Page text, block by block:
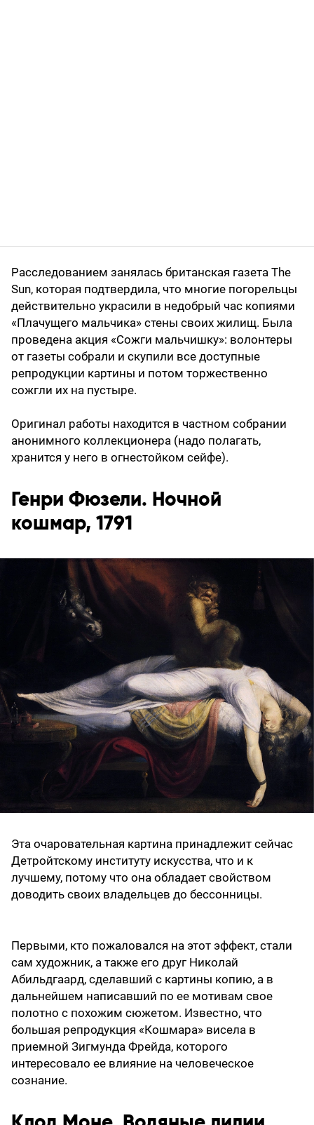
Расследованием занялась британская газета The
Sun, которая подтвердила, что многие погорельцы
действительно украсили в недобрый час копиями
«Плачущего мальчика» стены своих жилищ. Была
проведена акция «Сожги мальчишку»: волонтеры
от газеты собрали и скупили все доступные
репродукции картины и потом торжественно
сожгли их на пустыре.
Оригинал работы находится в частном собрании
анонимного коллекционера (надо полагать,
хранится у него в огнестойком сейфе).
Генри Фюзели. Ночной
кошмар, 1791
Эта очаровательная картина принадлежит сейчас
Детройтскому институту искусства, что и к
лучшему, потому что она обладает свойством
доводить своих владельцев до бессонницы.
Первыми, кто пожаловался на этот эффект, стали
сам художник, а также его друг Николай
Абильдгаард, сделавший с картины копию, а в
дальнейшем написавший по ее мотивам свое
полотно с похожим сюжетом. Известно, что
большая репродукция «Кошмара» висела в
приемной Зигмунда Фрейда, которого
интересовало ее влияние на человеческое
сознание.